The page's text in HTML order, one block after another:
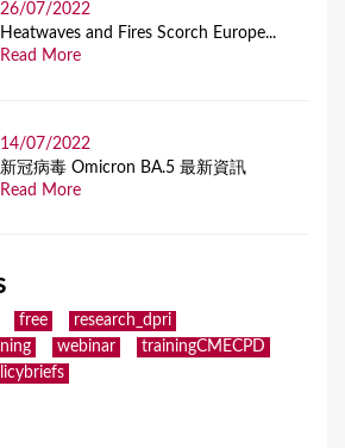
26/07/2022
Heatwaves and Fires Scorch Europe...
Read More
14/07/2022
新冠病毒 Omicron BA.5 最新資訊
Read More
free
research_dpri
webinar
trainingCMECPD